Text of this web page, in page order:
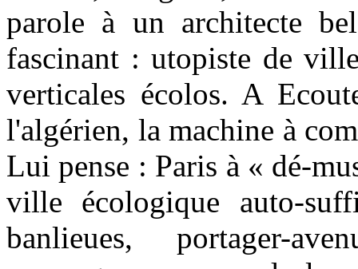
parole à un architecte
fascinant : utopiste de
verticales écolos. A
l'algérien, la machine à
Lui pense : Paris à « dé-
ville écologique auto-
banlieues, portager-